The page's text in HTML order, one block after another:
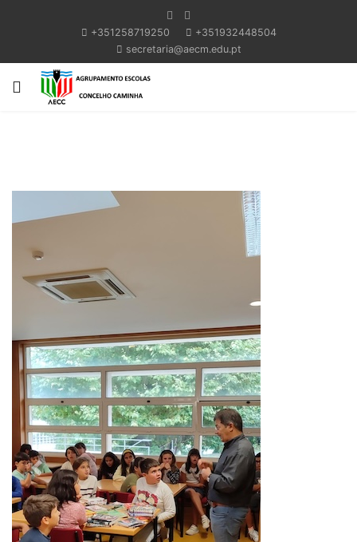
+351258719250
+351932448504
secretaria@aecm.edu.pt
Previous